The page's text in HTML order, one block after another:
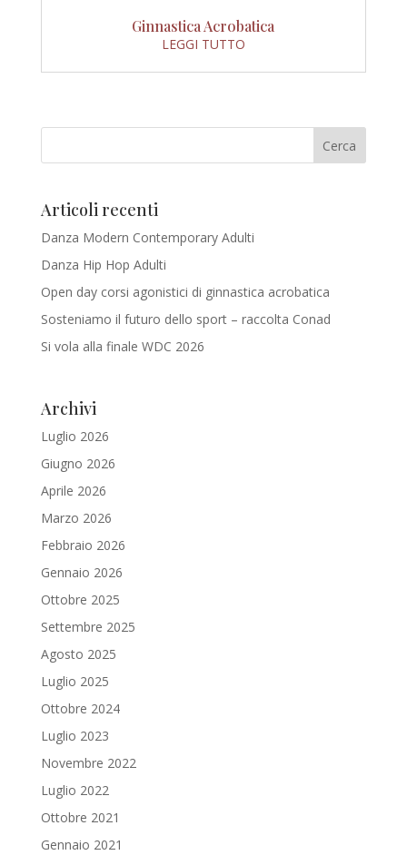
Ginnastica Acrobatica
LEGGI TUTTO
Articoli recenti
Danza Modern Contemporary Adulti
Danza Hip Hop Adulti
Open day corsi agonistici di ginnastica acrobatica
Sosteniamo il futuro dello sport – raccolta Conad
Si vola alla finale WDC 2026
Archivi
Luglio 2026
Giugno 2026
Aprile 2026
Marzo 2026
Febbraio 2026
Gennaio 2026
Ottobre 2025
Settembre 2025
Agosto 2025
Luglio 2025
Ottobre 2024
Luglio 2023
Novembre 2022
Luglio 2022
Ottobre 2021
Gennaio 2021